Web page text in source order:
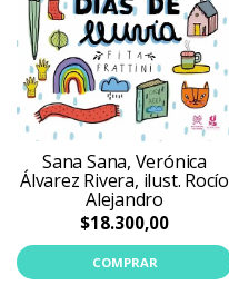
Sana Sana, Verónica
Álvarez Rivera, ilust. Rocío
Alejandro
$18.300,00
COMPRAR